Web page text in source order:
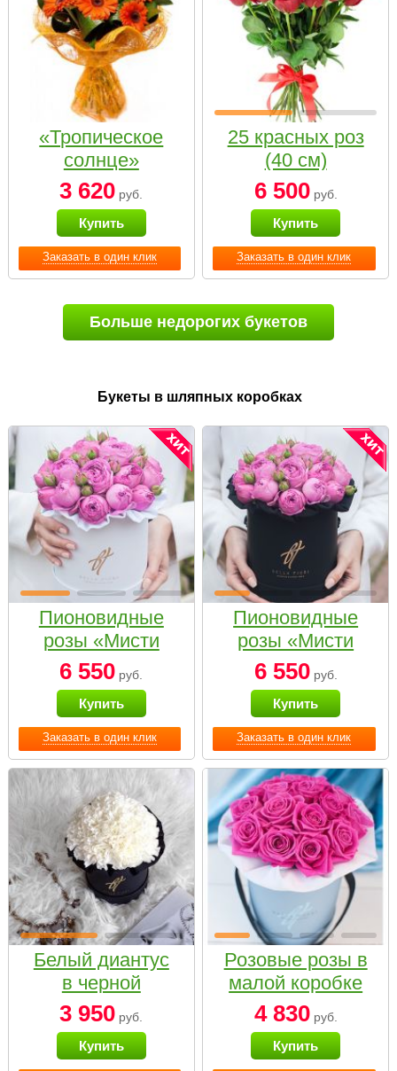
Заказать в один клик
«Тропическое
солнце»
3 620 руб.
Купить
Заказать в один клик
25 красных роз
(40 см)
6 500руб.
Купить
Больше недорогих букетов
Букеты в шляпных коробках
Заказать в один клик
Пионовидные
розы «Мисти
бабблс» в белой
коробке Small
6 550 руб.
Купить
Заказать в один клик
Пионовидные
розы «Мисти
бабблс» в
черной коробке
Small
6 550руб.
Купить
Белый диантус
в черной
коробке Small
3 950 руб.
Купить
Розовые розы в
малой коробке
4 830руб.
Купить